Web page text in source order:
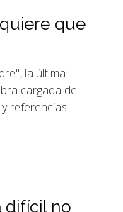
que
la última
cargada de
referencias
difícil no